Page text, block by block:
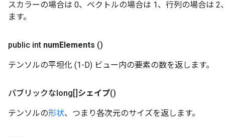
スカラーの場合は 0、ベクトルの場合は 1、行列の場合は
ます。
public int numElements ()
テンソルの平坦化 (1-D) ビュー内の要素の数を返します。
パブリックなlong[] シェイプ()
テンソルの形状、つまり各次元のサイズを返します。